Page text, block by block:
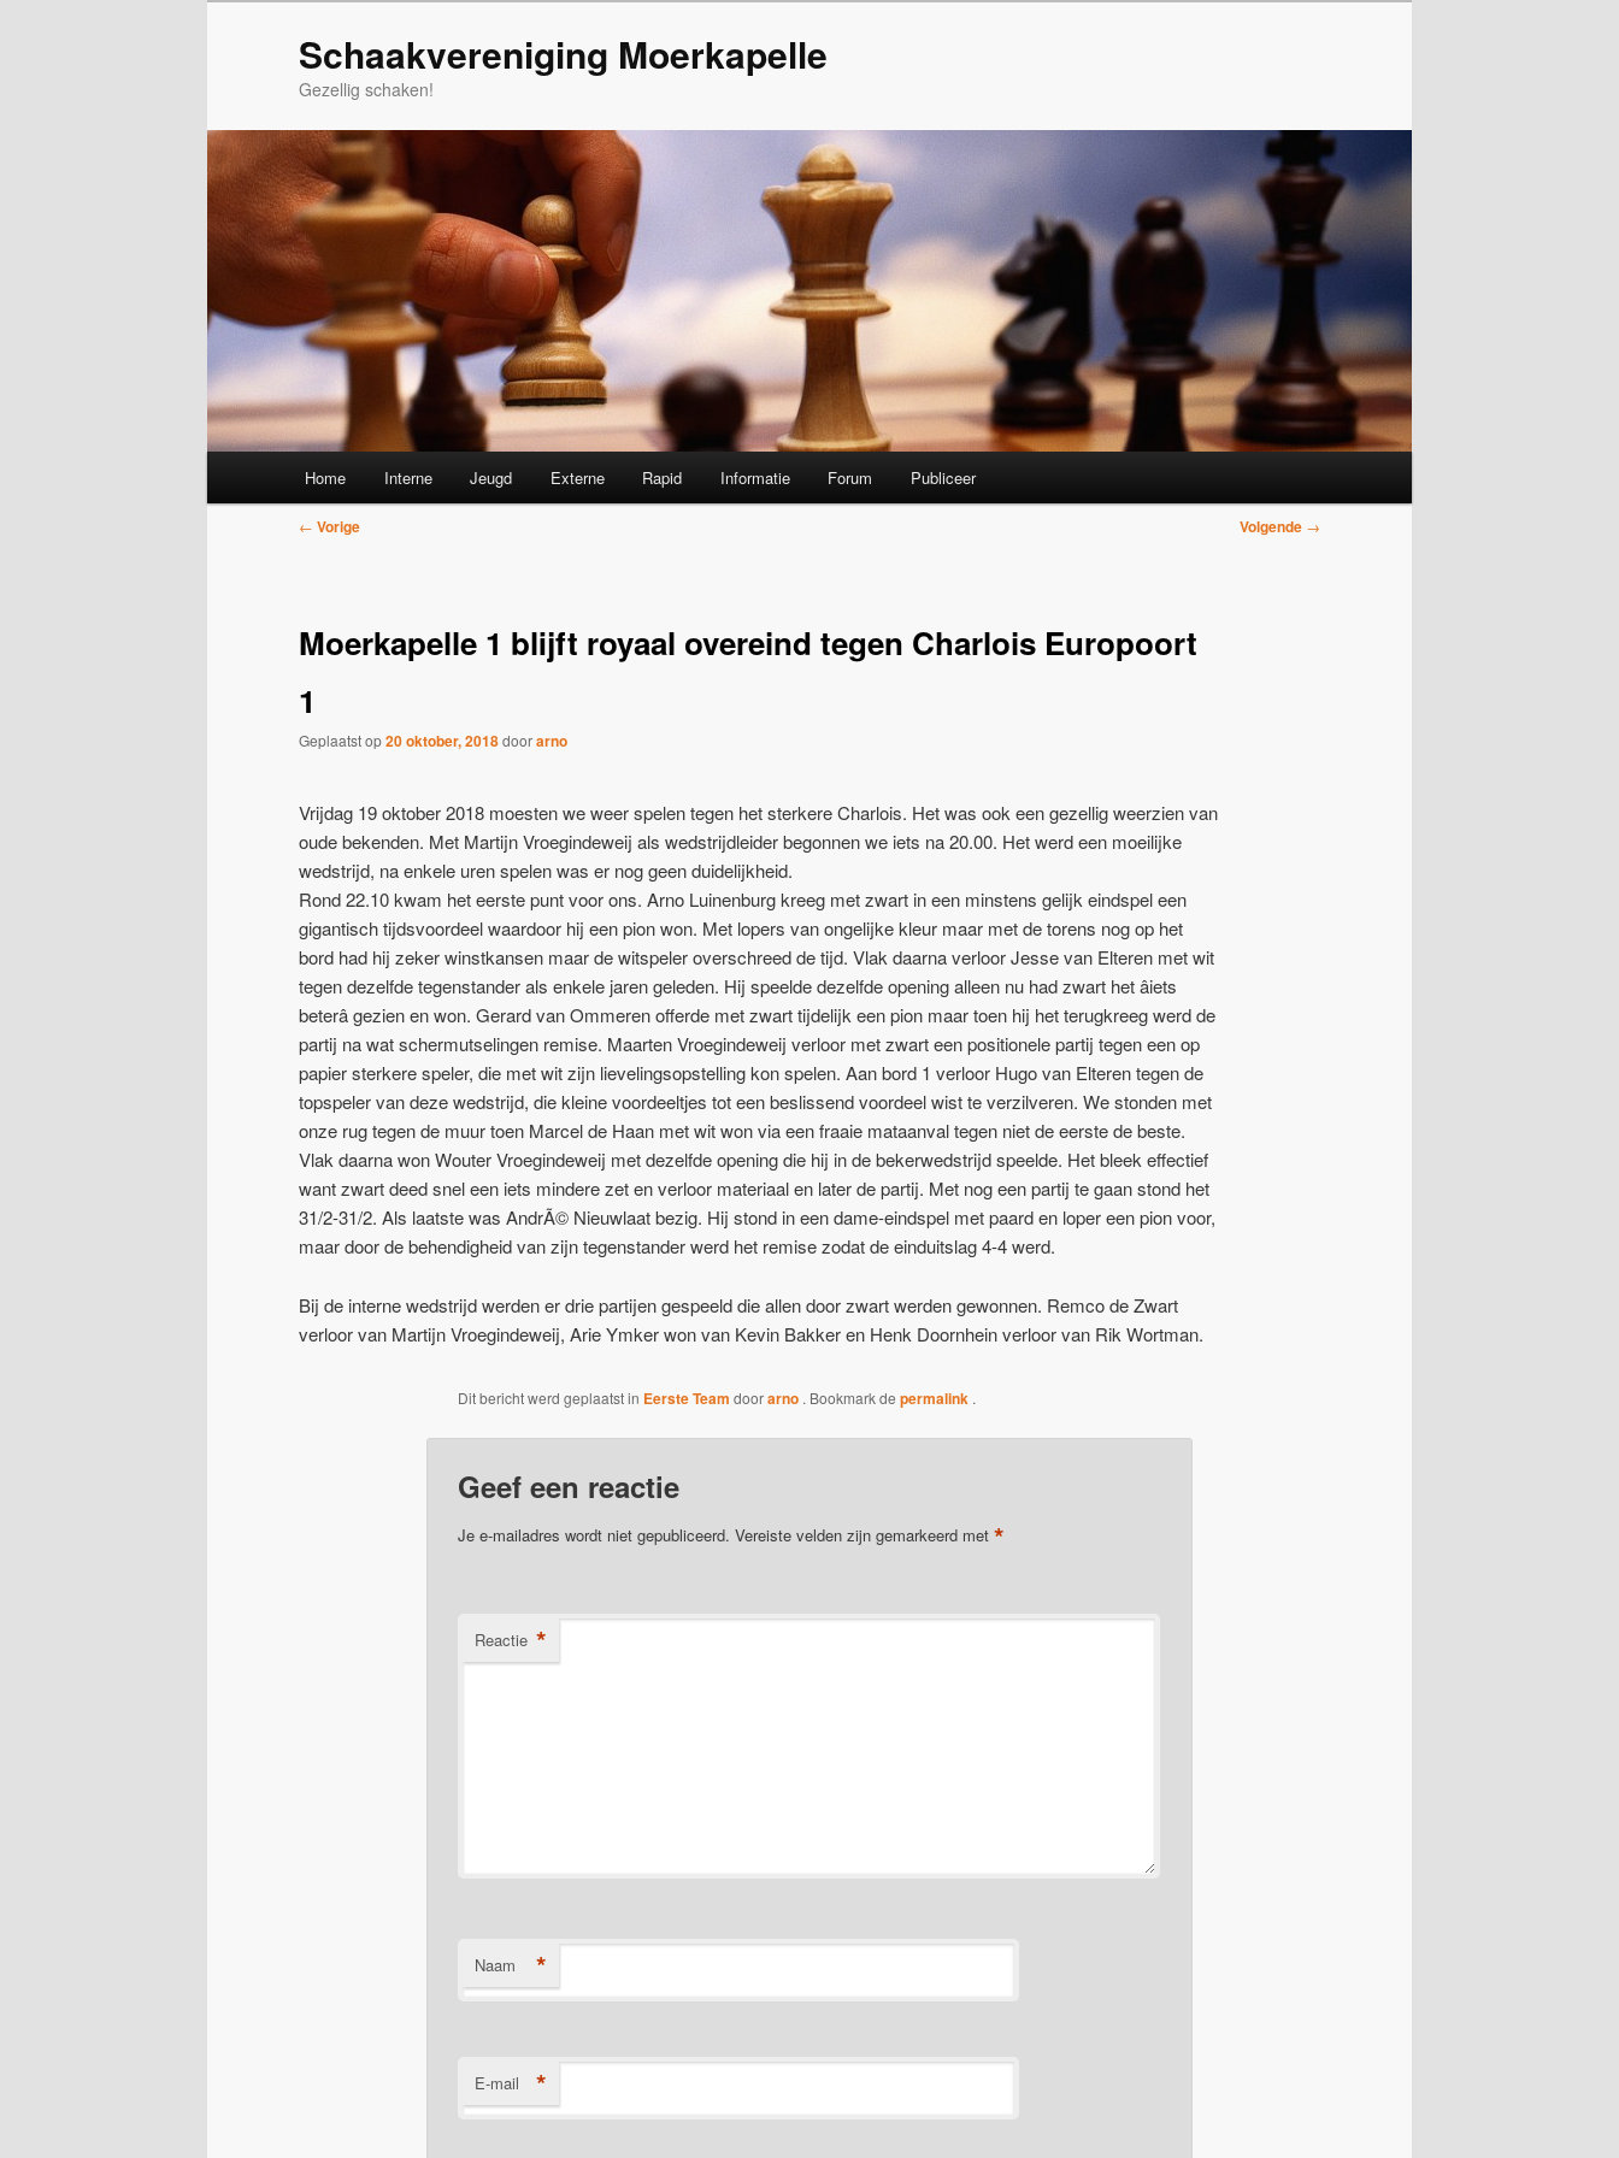
Schaakvereniging Moerkapelle
Gezellig schaken!
Home Interne Jeugd Externe Rapid Informatie Forum Publiceer
Bericht
← Vorige Volgende →
Moerkapelle 1 blijft royaal overeind tegen Charlois Europoort
1
Geplaatst op20 oktober, 2018doorarno
Vrijdag 19 oktober 2018 moesten we weer spelen tegen het sterkere Charlois. Het was ook een gezellig weerzien van
oude bekenden. Met Martijn Vroegindeweij als wedstrijdleider begonnen we iets na 20.00. Het werd een moeilijke
wedstrijd, na enkele uren spelen was er nog geen duidelijkheid.
Rond 22.10 kwam het eerste punt voor ons. Arno Luinenburg kreeg met zwart in een minstens gelijk eindspel een
gigantisch tijdsvoordeel waardoor hij een pion won. Met lopers van ongelijke kleur maar met de torens nog op het
bord had hij zeker winstkansen maar de witspeler overschreed de tijd. Vlak daarna verloor Jesse van Elteren met wit
tegen dezelfde tegenstander als enkele jaren geleden. Hij speelde dezelfde opening alleen nu had zwart het âiets
beterâ gezien en won. Gerard van Ommeren offerde met zwart tijdelijk een pion maar toen hij het terugkreeg werd de
partij na wat schermutselingen remise. Maarten Vroegindeweij verloor met zwart een positionele partij tegen een op
papier sterkere speler, die met wit zijn lievelingsopstelling kon spelen. Aan bord 1 verloor Hugo van Elteren tegen de
topspeler van deze wedstrijd, die kleine voordeeltjes tot een beslissend voordeel wist te verzilveren. We stonden met
onze rug tegen de muur toen Marcel de Haan met wit won via een fraaie mataanval tegen niet de eerste de beste.
Vlak daarna won Wouter Vroegindeweij met dezelfde opening die hij in de bekerwedstrijd speelde. Het bleek effectief
want zwart deed snel een iets mindere zet en verloor materiaal en later de partij. Met nog een partij te gaan stond het
31/2-31/2. Als laatste was AndrÃ© Nieuwlaat bezig. Hij stond in een dame-eindspel met paard en loper een pion voor,
maar door de behendigheid van zijn tegenstander werd het remise zodat de einduitslag 4-4 werd.
Bij de interne wedstrijd werden er drie partijen gespeeld die allen door zwart werden gewonnen. Remco de Zwart
verloor van Martijn Vroegindeweij, Arie Ymker won van Kevin Bakker en Henk Doornhein verloor van Rik Wortman.
Dit bericht werd geplaatst in Eerste Team doorarno . Bookmark de permalink .
Geef een reactie
Je e-mailadres wordt niet gepubliceerd. Vereiste velden zijn gemarkeerd met *
Reactie *
Naam *
E-mail *